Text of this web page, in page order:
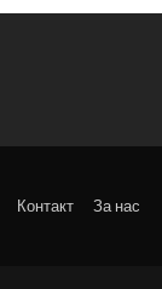
Контакт За нас